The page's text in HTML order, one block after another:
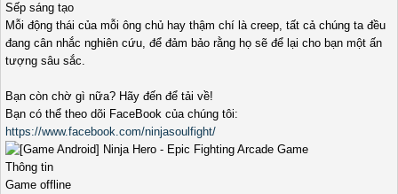
Sếp sáng tạo
Mỗi động thái của mỗi ông chủ hay thậm chí là creep, tất cả chúng ta đều
đang cân nhắc nghiên cứu, để đảm bảo rằng họ sẽ để lại cho bạn một ấn
tượng sâu sắc.
Bạn còn chờ gì nữa? Hãy đến để tải về!
Bạn có thể theo dõi FaceBook của chúng tôi:
https://www.facebook.com/ninjasoulfight/
Thông tin
Game offline